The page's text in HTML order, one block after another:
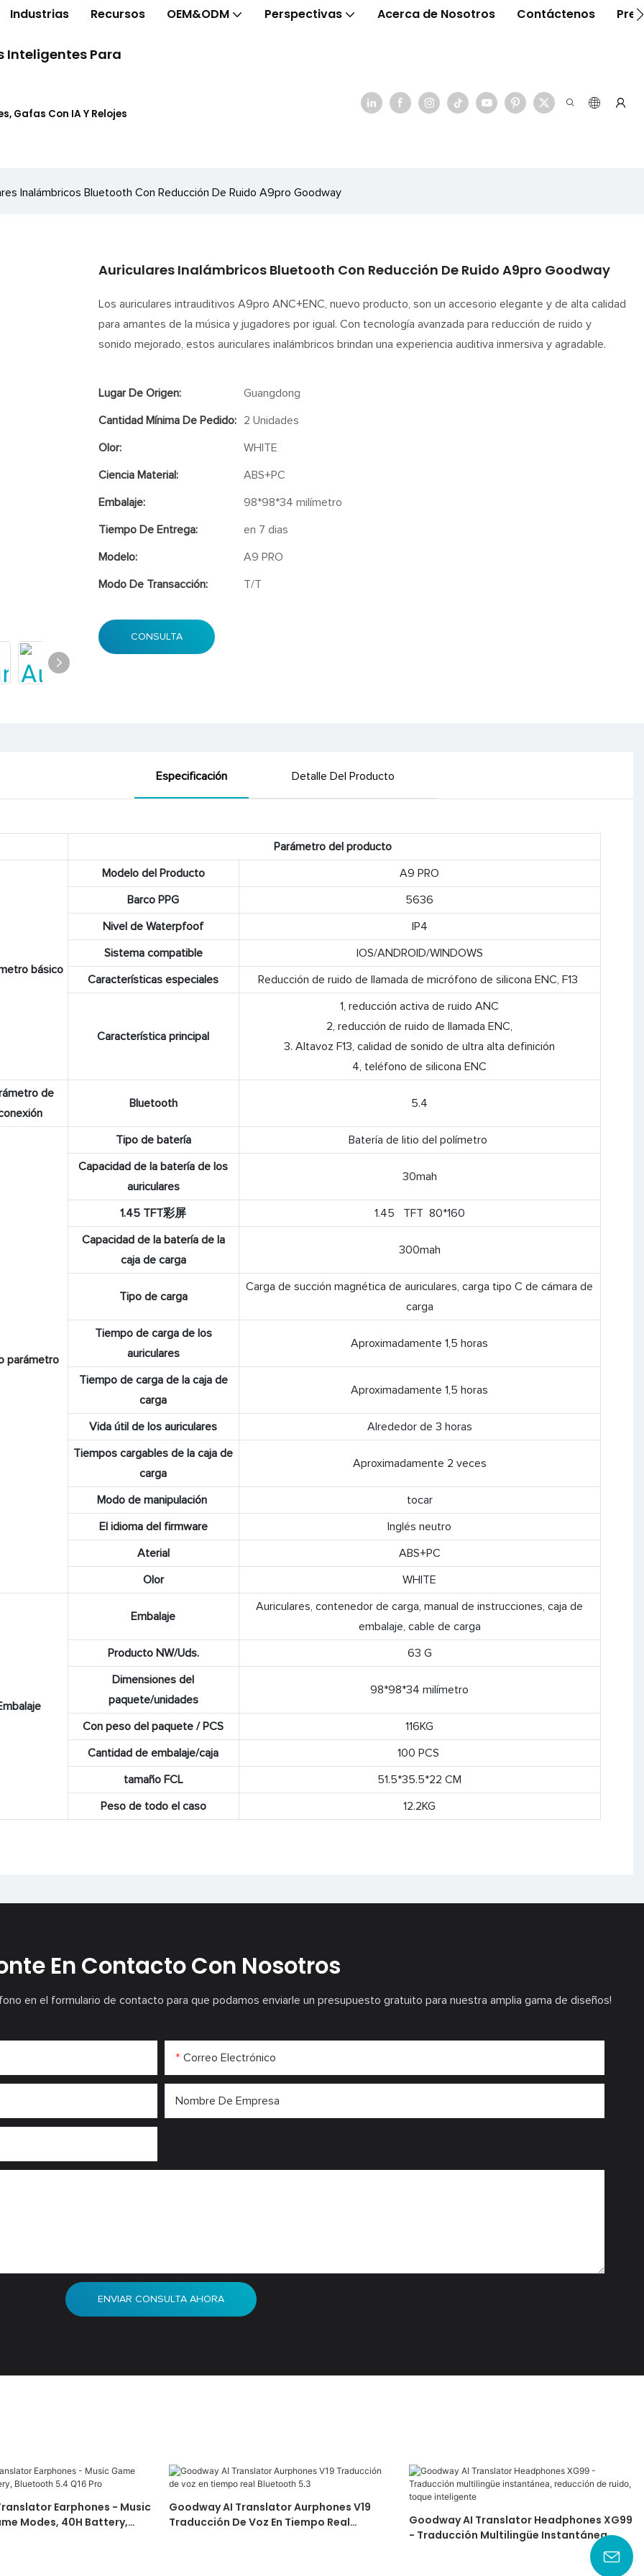
Industrias Recursos OEM&ODM Perspectivas Acerca de Nosotros Contáctenos
Inteligentes Para
Gafas Con IA Y Relojes
Inalámbricos Bluetooth Con Reducción De Ruido A9pro Goodway
Auriculares Inalámbricos Bluetooth Con Reducción De Ruido A9pro Goodway
Los auriculares intrauditivos A9pro ANC+ENC, nuevo producto, son un accesorio elegante y de alta calidad
para amantes de la música y jugadores por igual. Con tecnología avanzada para reducción de ruido y
sonido mejorado, estos auriculares inalámbricos brindan una experiencia auditiva inmersiva y agradable.
Lugar De Origen: Guangdong
Cantidad Mínima De Pedido: 2 Unidades
Olor: WHITE
Ciencia Material: ABS+PC
Embalaje: 98*98*34 milímetro
Tiempo De Entrega: en 7 dias
Modelo: A9 PRO
Modo De Transacción: T/T
CONSULTA
Especificación Detalle Del Producto
Parámetro del producto
básico
Modelo del Producto A9 PRO
Barco PPG 5636
Nivel de Waterpfoof IP4
Sistema compatible IOS/ANDROID/WINDOWS
Características especiales Reducción de ruido de llamada de micrófono de silicona ENC, F13
Característica principal
1, reducción activa de ruido ANC
2, reducción de ruido de llamada ENC,
3. Altavoz F13, calidad de sonido de ultra alta definición
4, teléfono de silicona ENC
de
Bluetooth 5.4
parámetro
Tipo de batería Batería de litio del polímetro
Capacidad de la batería de los
auriculares
30mah
1.45 TFT彩屏 1.45 TFT 80*160
Capacidad de la batería de la
caja de carga
300mah
Tipo de carga
Carga de succión magnética de auriculares, carga tipo C de cámara de
carga
Tiempo de carga de los
auriculares
Aproximadamente 1,5 horas
Tiempo de carga de la caja de
carga
Aproximadamente 1,5 horas
Vida útil de los auriculares Alrededor de 3 horas
Tiempos cargables de la caja de
carga
Aproximadamente 2 veces
Modo de manipulación tocar
El idioma del firmware Inglés neutro
Aterial ABS+PC
Olor WHITE
Embalaje
Auriculares, contenedor de carga, manual de instrucciones, caja de
embalaje, cable de carga
Producto NW/Uds. 63 G
Dimensiones del
paquete/unidades
98*98*34 milímetro
Con peso del paquete / PCS 116KG
Cantidad de embalaje/caja 100 PCS
tamaño FCL 51.5*35.5*22 CM
Peso de todo el caso 12.2KG
En Contacto Con Nosotros
en el formulario de contacto para que podamos enviarle un presupuesto gratuito para nuestra amplia gama de diseños!
Correo Electrónico
Nombre De Empresa
ENVIAR CONSULTA AHORA
Earphones - Music
Modes, 40H Battery,
Goodway AI Translator Aurphones V19
Traducción De Voz En Tiempo Real
Goodway AI Translator Headphones XG99
- Traducción Multilingüe Instantánea,
Reducción De Ruido, Toque Inteligente